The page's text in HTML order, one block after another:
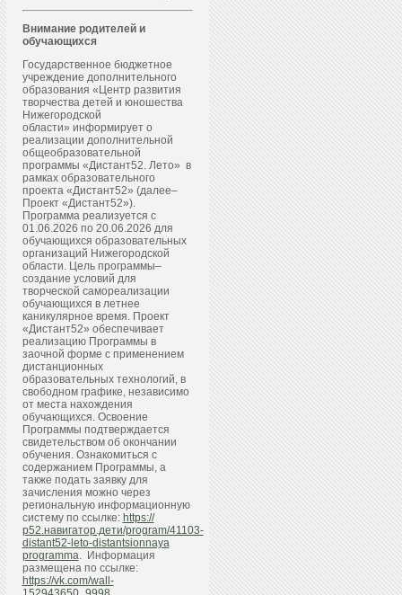
Внимание родителей и
обучающихся
Государственное бюджетное
учреждение дополнительного
образования «Центр развития
творчества детей и юношества
Нижегородской
области» информирует о
реализации дополнительной
общеобразовательной
программы «Дистант52. Лето» в
рамках образовательного
проекта «Дистант52» (далее–
Проект «Дистант52»).
Программа реализуется с
01.06.2026 по 20.06.2026 для
обучающихся образовательных
организаций Нижегородской
области. Цель программы–
создание условий для
творческой самореализации
обучающихся в летнее
каникулярное время. Проект
«Дистант52» обеспечивает
реализацию Программы в
заочной форме с применением
дистанционных
образовательных технологий, в
свободном графике, независимо
от места нахождения
обучающихся. Освоение
Программы подтверждается
свидетельством об окончании
обучения. Ознакомиться с
содержанием Программы, а
также подать заявку для
зачисления можно через
региональную информационную
систему по ссылке: https://
р52.навигатор.дети/program/41103-
distant52-leto-distantsionnaya
programma. Информация
размещена по ссылке:
https://vk.com/wall-